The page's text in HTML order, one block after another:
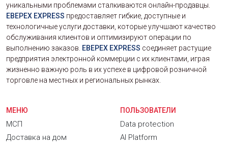
уникальными проблемами сталкиваются онлайн-продавцы.
EBEPEX EXPRESS предоставляет гибкие, доступные и
технологичные услуги доставки, которые улучшают качество
обслуживания клиентов и оптимизируют операции по
выполнению заказов. EBEPEX EXPRESS соединяет растущие
предприятия электронной коммерции с их клиентами, играя
жизненно важную роль в их успехе в цифровой розничной
торговле на местных и региональных рынках.
МЕНЮ
МСП
Доставка на дом
ПОЛЬЗОВАТЕЛИ
Data protection
AI Platform